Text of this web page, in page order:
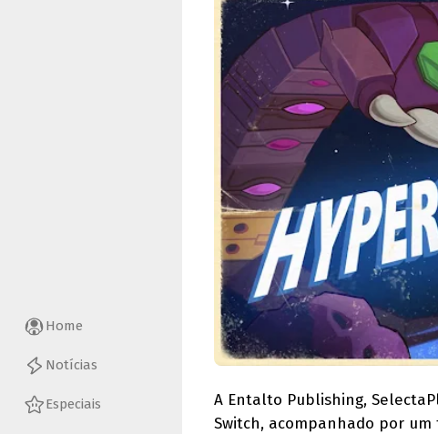
Home
Notícias
Especiais A Entalto Publishing,
Switch, acompanhado por